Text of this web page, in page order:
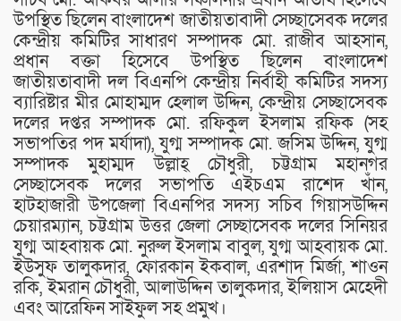
উপস্থিত ছিলেন বাংলাদেশ জাতীয়তাবাদী সেচ্ছাসেবক দলের
কেন্দ্রীয় কমিটির সাধারণ সম্পাদক মো. রাজীব আহসান,
প্রধান বক্তা হিসেবে উপস্থিত ছিলেন বাংলাদেশ
জাতীয়তাবাদী দল বিএনপি কেন্দ্রীয় নির্বাহী কমিটির সদস্য
ব্যারিষ্টার মীর মোহাম্মদ হেলাল উদ্দিন, কেন্দ্রীয় সেচ্ছাসেবক
দলের দপ্তর সম্পাদক মো. রফিকুল ইসলাম রফিক (সহ
সভাপতির পদ মর্যাদা), যুগ্ম সম্পাদক মো. জসিম উদ্দিন, যুগ্ম
সম্পাদক মুহাম্মদ উল্লাহ্ চৌধুরী, চট্টগ্রাম মহানগর
সেচ্ছাসেবক দলের সভাপতি এইচএম রাশেদ খাঁন,
হাটহাজারী উপজেলা বিএনপির সদস্য সচিব গিয়াসউদ্দিন
চেয়ারম্যান, চট্টগ্রাম উত্তর জেলা সেচ্ছাসেবক দলের সিনিয়র
যুগ্ম আহবায়ক মো. নুরুল ইসলাম বাবুল, যুগ্ম আহবায়ক মো.
ইউসুফ তালুকদার, ফোরকান ইকবাল, এরশাদ মির্জা, শাওন
রকি, ইমরান চৌধুরী, আলাউদ্দিন তালুকদার, ইলিয়াস মেহেদী
এবং আরেফিন সাইফুল সহ প্রমুখ।